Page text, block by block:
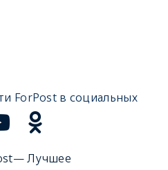
ForPost в социальных
Лучшее